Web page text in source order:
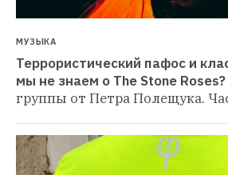
МУЗЫКА
Террористический пафос и
мы не знаем о The Stone Roses?
группы от Петра Полещука.